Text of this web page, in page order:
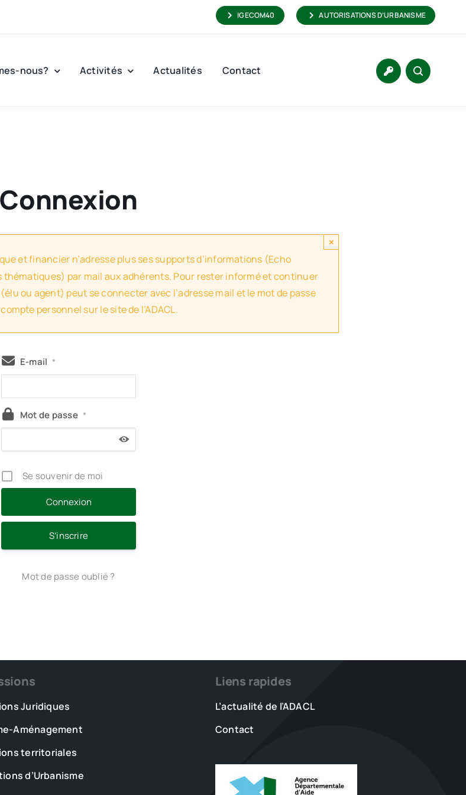
IGECOM40 AUTORISATIONS D’URBANISME
nous? Activités Actualités Contact
Connexion
et financier n’adresse plus ses supports d’informations (Echo
thématiques) par mail aux adhérents. Pour rester informé et continuer
ou agent) peut se connecter avec l’adresse mail et le mot de passe
personnel sur le site de l’ADACL.
×
E-mail *
Mot de passe *
Se souvenir de moi
S’inscrire
Mot de passe oublié ?
Juridiques
Aménagement
territoriales
d’Urbanisme
Liens rapides
L’actualité de l’ADACL
Contact